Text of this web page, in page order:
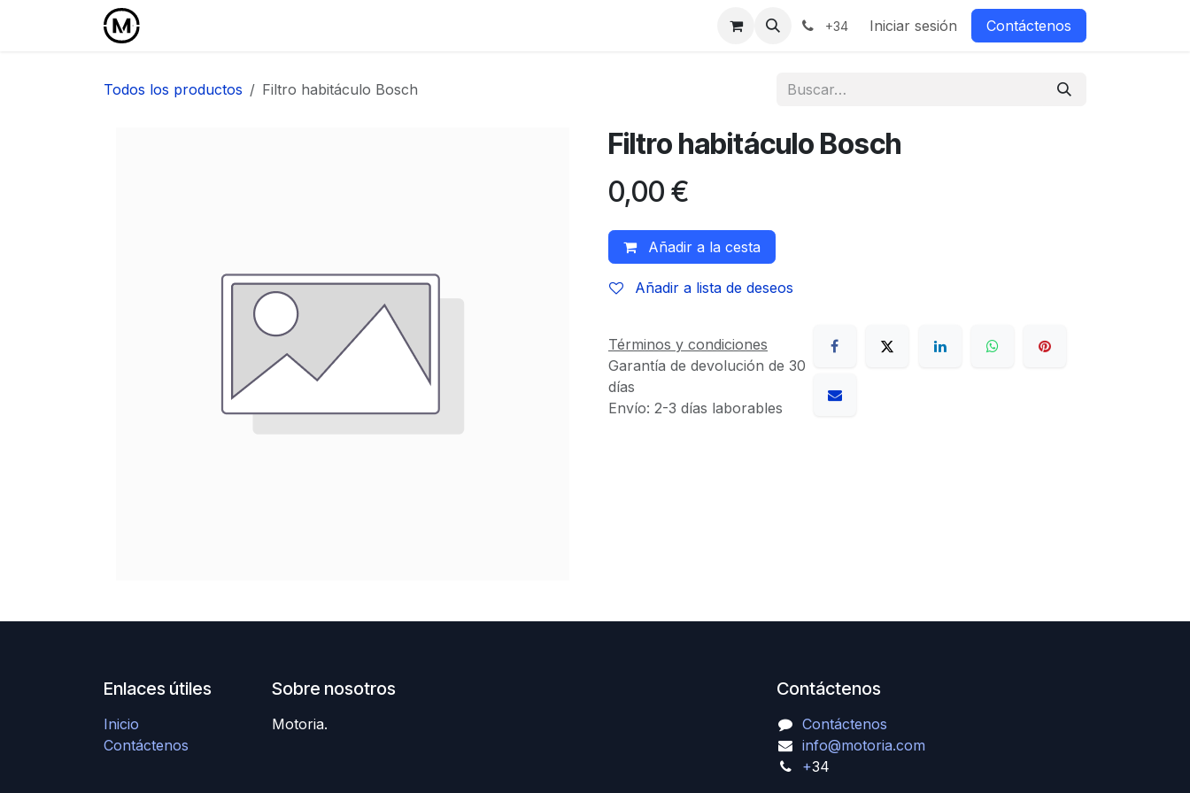
+34 Iniciar sesión Contáctenos
Todos los productos Filtro habitáculo Bosch
Filtro habitáculo Bosch
0,00 €
Añadir a la cesta
Añadir a lista de deseos
Términos y condiciones
Garantía de devolución de 30
días
Envío: 2-3 días laborables
Enlaces útiles
Inicio
Contáctenos
Sobre nosotros
Motoria.
Contáctenos
Contáctenos
info@motoria.com
+34